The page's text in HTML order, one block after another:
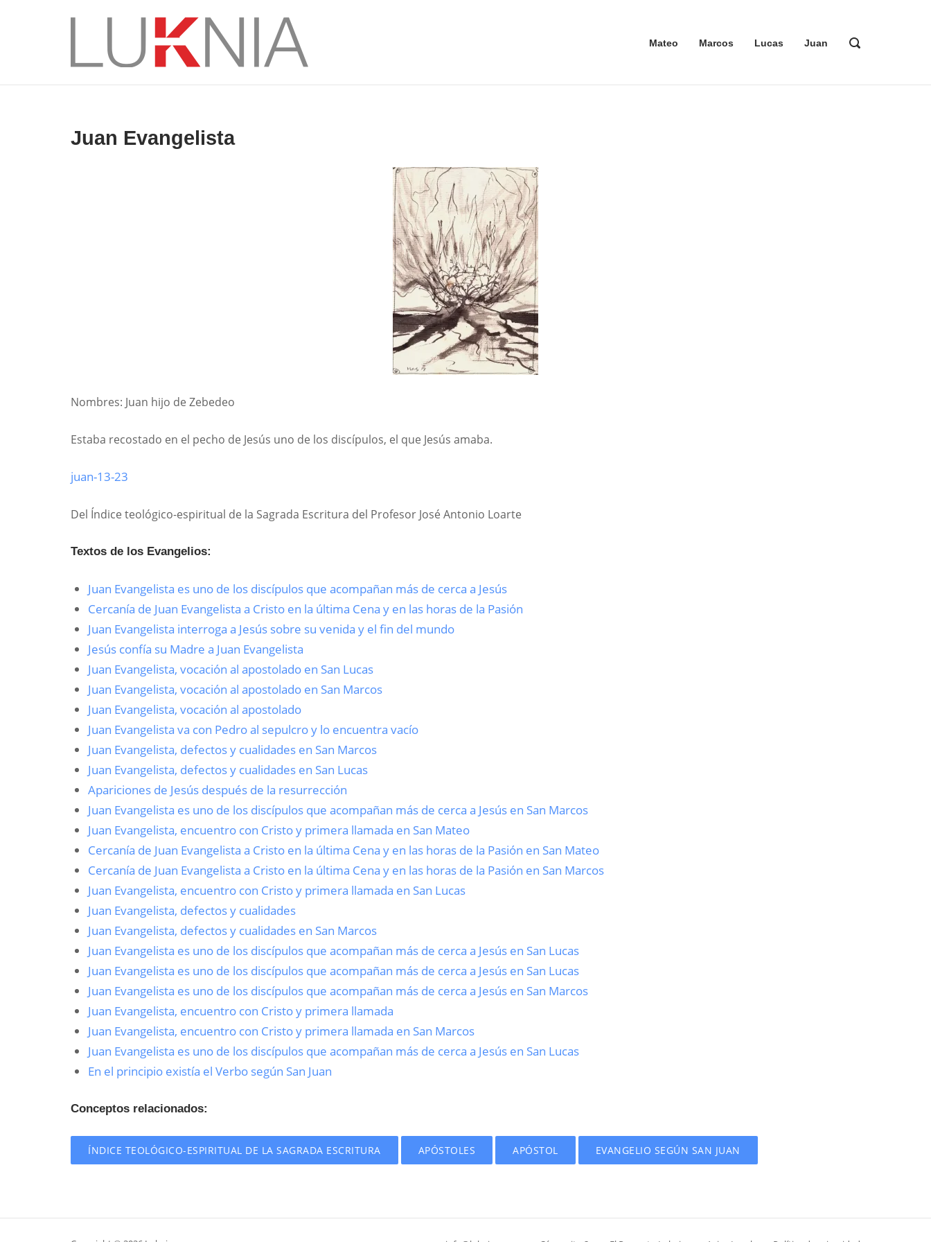
Mateo Marcos Lucas Juan
ABRIR
DE
Juan Evangelista
Nombres: Juan hijo de Zebedeo
Estaba recostado en el pecho de Jesús uno de los discípulos, el que Jesús amaba.
juan-13-23
Del Índice teológico-espiritual de la Sagrada Escritura del Profesor José Antonio Loarte
Textos de los Evangelios:
Juan Evangelista es uno de los discípulos que acompañan más de cerca a Jesús
Cercanía de Juan Evangelista a Cristo en la última Cena y en las horas de la Pasión
Juan Evangelista interroga a Jesús sobre su venida y el fin del mundo
Jesús confía su Madre a Juan Evangelista
Juan Evangelista, vocación al apostolado en San Lucas
Juan Evangelista, vocación al apostolado en San Marcos
Juan Evangelista, vocación al apostolado
Juan Evangelista va con Pedro al sepulcro y lo encuentra vacío
Juan Evangelista, defectos y cualidades en San Marcos
Juan Evangelista, defectos y cualidades en San Lucas
Apariciones de Jesús después de la resurrección
Juan Evangelista es uno de los discípulos que acompañan más de cerca a Jesús en San Marcos
Juan Evangelista, encuentro con Cristo y primera llamada en San Mateo
Cercanía de Juan Evangelista a Cristo en la última Cena y en las horas de la Pasión en San Mateo
Cercanía de Juan Evangelista a Cristo en la última Cena y en las horas de la Pasión en San Marcos
Juan Evangelista, encuentro con Cristo y primera llamada en San Lucas
Juan Evangelista, defectos y cualidades
Juan Evangelista, defectos y cualidades en San Marcos
Juan Evangelista es uno de los discípulos que acompañan más de cerca a Jesús en San Lucas
Juan Evangelista es uno de los discípulos que acompañan más de cerca a Jesús en San Lucas
Juan Evangelista es uno de los discípulos que acompañan más de cerca a Jesús en San Marcos
Juan Evangelista, encuentro con Cristo y primera llamada
Juan Evangelista, encuentro con Cristo y primera llamada en San Marcos
Juan Evangelista es uno de los discípulos que acompañan más de cerca a Jesús en San Lucas
En el principio existía el Verbo según San Juan
Conceptos relacionados:
ÍNDICE TEOLÓGICO-ESPIRITUAL DE LA SAGRADA ESCRITURA APÓSTOLES APÓSTOL EVANGELIO SEGÚN SAN JUAN